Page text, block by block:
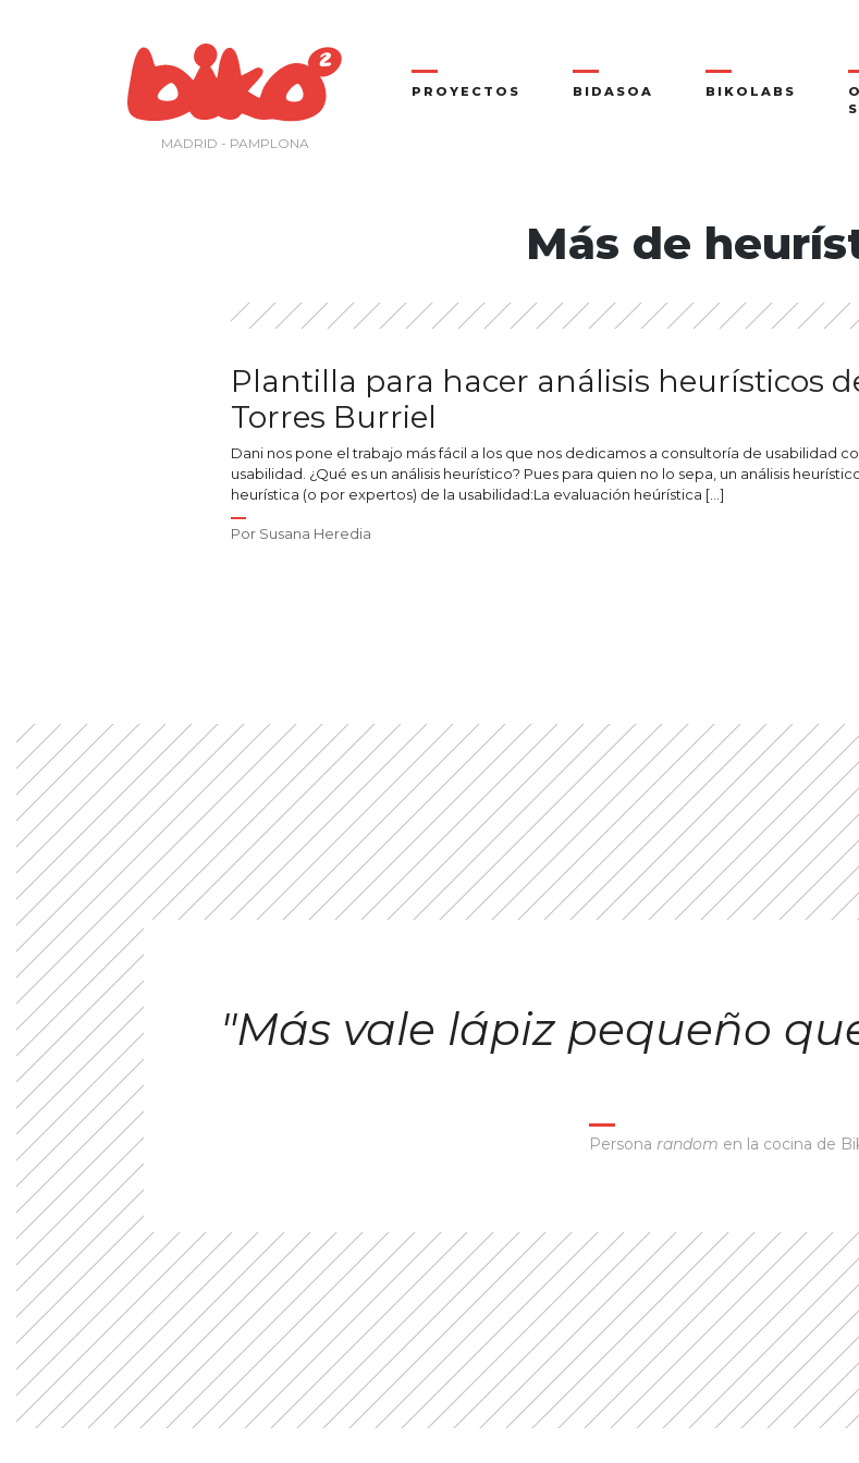
MADRID - PAMPLONA
PROYECTOS BIDASOA BIKOLABS
Más de
Plantilla para hacer análisis heurísticos
Torres Burriel
Dani nos pone el trabajo más fácil a los que nos dedicamos a consultoría de usabilidad
usabilidad. ¿Qué es un análisis heurístico? Pues para quien no lo sepa, un análisis
heurística (o por expertos) de la usabilidad:La evaluación heúrística […]
Por Susana Heredia
"Más vale lápiz pequeño
Persona random en la cocina de